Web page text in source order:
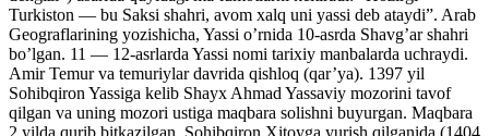
Turkiston — bu Saksi shahri, avom xalq uni yassi deb ataydi”. Arab
Geograflarining yozishicha, Yassi o’rnida 10-asrda Shavg’ar shahri
bo’lgan. 11 — 12-asrlarda Yassi nomi tarixiy manbalarda uchraydi.
Amir Temur va temuriylar davrida qishloq (qar’ya). 1397 yil
Sohibqiron Yassiga kelib Shayx Ahmad Yassaviy mozorini tavof
qilgan va uning mozori ustiga maqbara solishni buyurgan. Maqbara
2 yilda qurib bitkazilgan. Sohibqiron Xitoyga yurish qilganida (1404